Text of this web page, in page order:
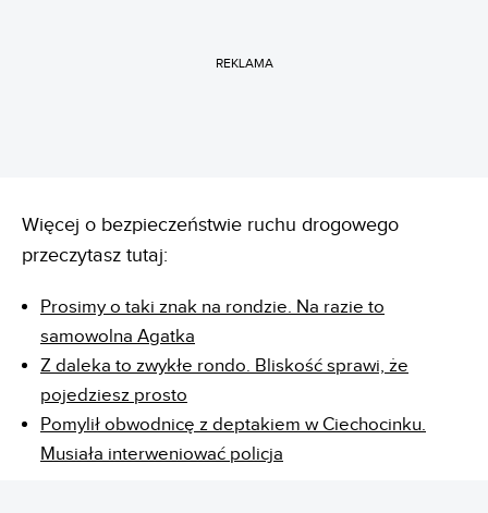
REKLAMA
Więcej o bezpieczeństwie ruchu drogowego
przeczytasz tutaj:
Prosimy o taki znak na rondzie. Na razie to
samowolna Agatka
Z daleka to zwykłe rondo. Bliskość sprawi, że
pojedziesz prosto
Pomylił obwodnicę z deptakiem w Ciechocinku.
Musiała interweniować policja